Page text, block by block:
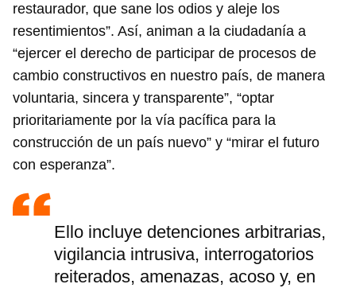
restaurador, que sane los odios y aleje los
resentimientos”. Así, animan a la ciudadanía a
“ejercer el derecho de participar de procesos de
cambio constructivos en nuestro país, de manera
voluntaria, sincera y transparente”, “optar
prioritariamente por la vía pacífica para la
construcción de un país nuevo” y “mirar el futuro
con esperanza”.
Ello incluye detenciones arbitrarias,
vigilancia intrusiva, interrogatorios
reiterados, amenazas, acoso y, en